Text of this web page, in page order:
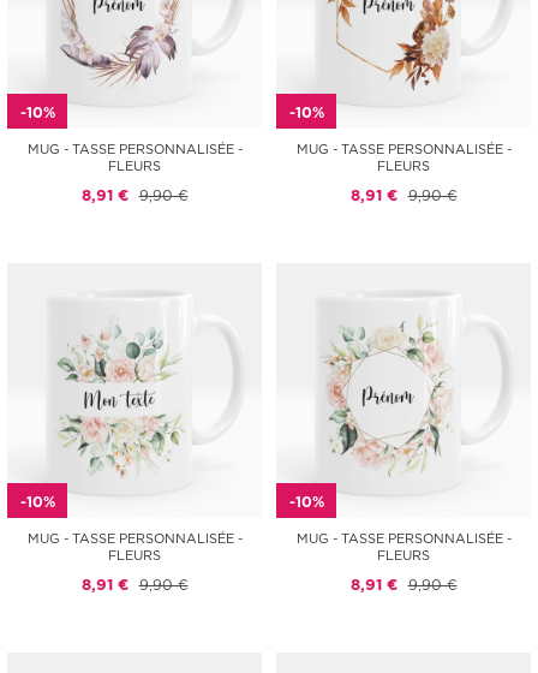
-10%
MUG - TASSE PERSONNALISÉE -
FLEURS
8,91 € 9,90 €
-10%
MUG - TASSE PERSONNALISÉE -
FLEURS
8,91 € 9,90 €
-10%
MUG - TASSE PERSONNALISÉE -
FLEURS
8,91 € 9,90 €
-10%
MUG - TASSE PERSONNALISÉE -
FLEURS
8,91 € 9,90 €